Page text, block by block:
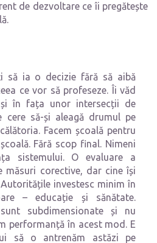
de dezvoltare ce îi pregătește
să ia o decizie fără să aibă
ce vor să profeseze. Îi văd
în fața unor intersecții de
să-și aleagă drumul pe
Facem școală pentru
Fără scop final. Nimeni
sistemului. O evaluare a
măsuri corective, dar cine își
investesc minim în
– educație și sănătate.
subdimensionate și nu
performanță în acest mod. E
să o antrenăm astăzi pe